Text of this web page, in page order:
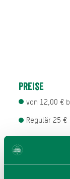
Preise
von 12,00 €
Regulär 25 €
Ermäßigt*